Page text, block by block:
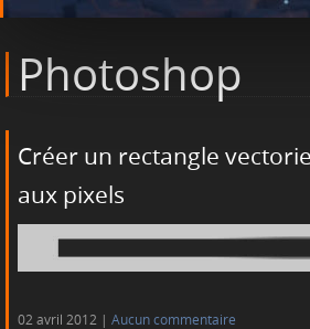
Photoshop
Créer un rectangle
aux pixels
02 avril 2012 Aucun commentaire